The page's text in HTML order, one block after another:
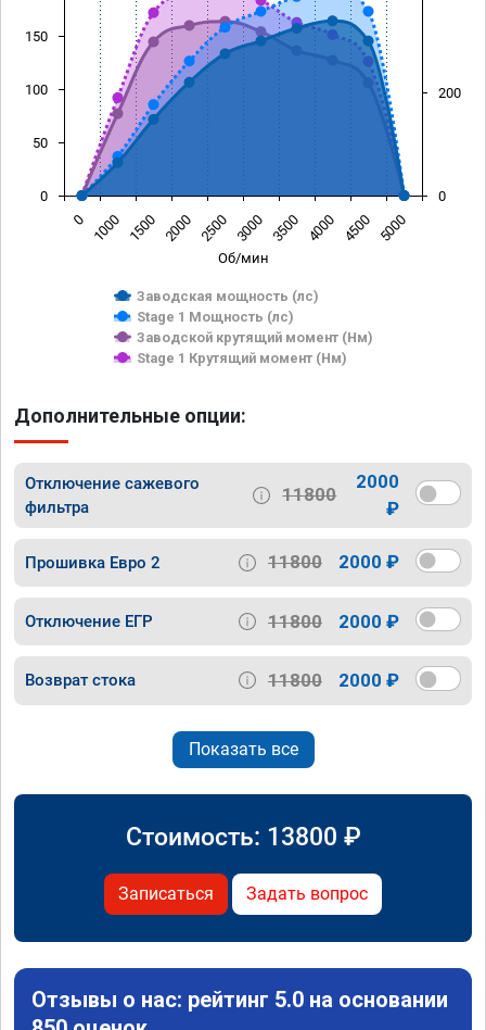
Об/мин
Заводская мощность (лс)
Stage 1 Мощность (лс)
Заводской крутящий момент (Нм)
Stage 1 Крутящий момент (Нм)
0 1000 1500 2000 2500 3000 3500 4000 4500 5000
0
50
100
150
0
200
Дополнительные опции:
Отключение сажевого
фильтра
11800
2000
₽
Прошивка Евро 2 11800 2000 ₽
Отключение ЕГР 11800 2000 ₽
Возврат стока 11800 2000 ₽
Показать все
Стоимость: 13800 ₽
Записаться Задать вопрос
Отзывы о нас: рейтинг 5.0 на основании